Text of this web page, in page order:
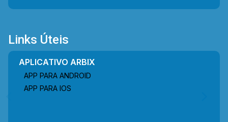
Links Úteis
APLICATIVO ARBIX
APP PARA ANDROID
APP PARA IOS